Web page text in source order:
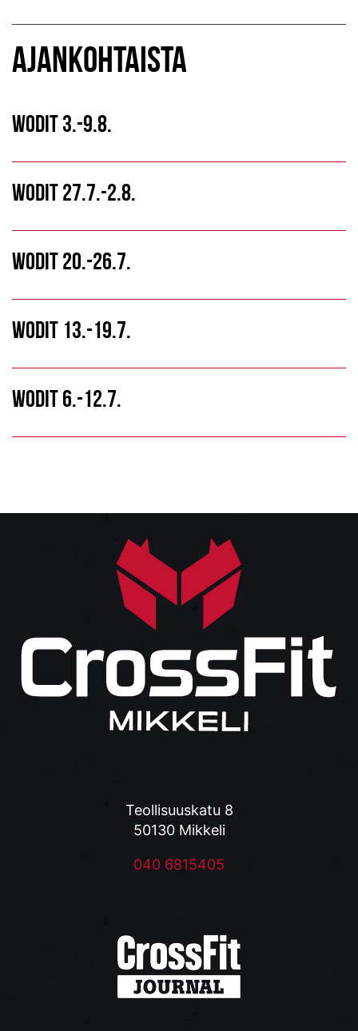
AJANKOHTAISTA
WODIT 3.-9.8.
WODIT 27.7.-2.8.
WODIT 20.-26.7.
WODIT 13.-19.7.
WODIT 6.-12.7.
Teollisuuskatu 8
50130 Mikkeli
040 6815405